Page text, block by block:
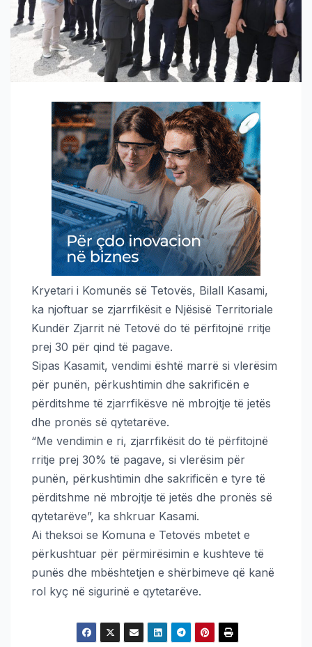
Kryetari i Komunës së Tetovës, Bilall Kasami,
ka njoftuar se zjarrfikësit e Njësisë Territoriale
Kundër Zjarrit në Tetovë do të përfitojnë rritje
prej 30 për qind të pagave.
Sipas Kasamit, vendimi është marrë si vlerësim
për punën, përkushtimin dhe sakrificën e
përditshme të zjarrfikësve në mbrojtje të jetës
dhe pronës së qytetarëve.
“Me vendimin e ri, zjarrfikësit do të përfitojnë
rritje prej 30% të pagave, si vlerësim për
punën, përkushtimin dhe sakrificën e tyre të
përditshme në mbrojtje të jetës dhe pronës së
qytetarëve”, ka shkruar Kasami.
Ai theksoi se Komuna e Tetovës mbetet e
përkushtuar për përmirësimin e kushteve të
punës dhe mbështetjen e shërbimeve që kanë
rol kyç në sigurinë e qytetarëve.